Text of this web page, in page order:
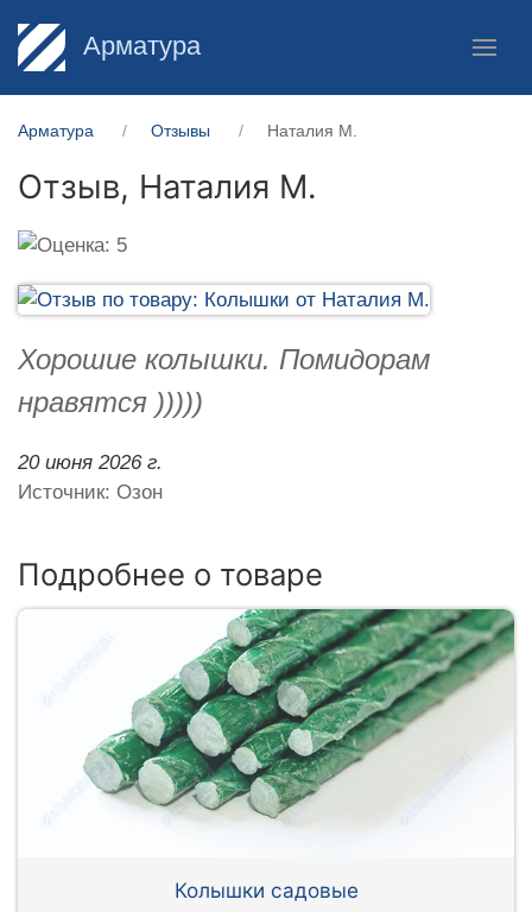
Арматура
Арматура Отзывы Наталия М.
Отзыв, Наталия М.
Хорошие колышки. Помидорам
нравятся )))))
20 июня 2026 г.
Источник: Озон
Подробнее о товаре
Колышки садовые